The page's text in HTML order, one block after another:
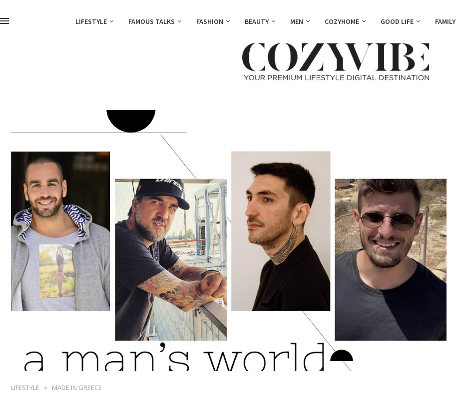
LIFESTYLE FAMOUS TALKS FASHION BEAUTY MEN COZYHOME GOOD LIFE FAMILY
LIFESTYLE MADE IN GREECE